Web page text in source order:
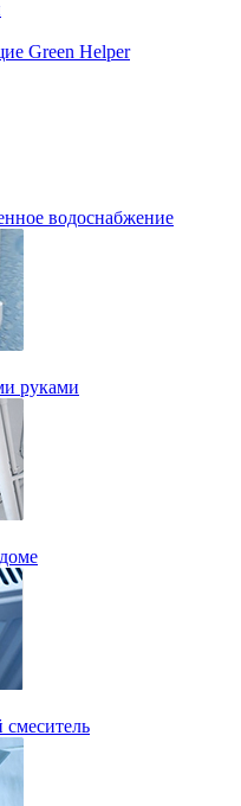
Green Helper
водоснабжение
руками